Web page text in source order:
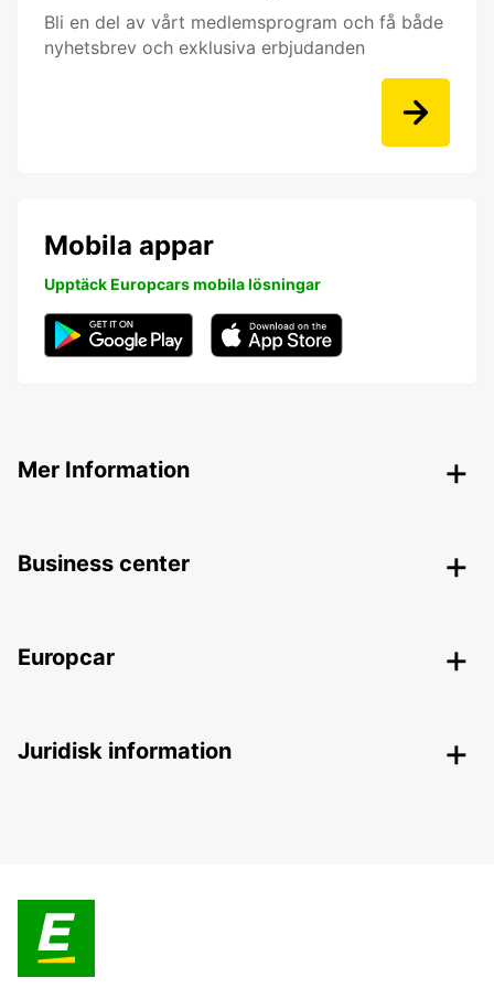
Bli en del av vårt medlemsprogram och få både
nyhetsbrev och exklusiva erbjudanden
Mobila appar
Upptäck Europcars mobila lösningar
Mer Information
Business center
Europcar
Juridisk information